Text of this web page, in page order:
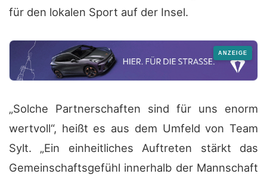
für den lokalen Sport auf der Insel.
„Solche Partnerschaften sind für uns enorm
wertvoll“, heißt es aus dem Umfeld von Team
Sylt. „Ein einheitliches Auftreten stärkt das
Gemeinschaftsgefühl innerhalb der Mannschaft